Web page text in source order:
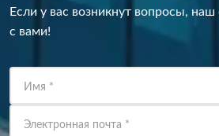
Если у вас возникнут вопросы,
с вами!
Имя *
Электронная почта *